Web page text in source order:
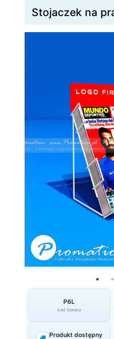
Stojaczek na
P6L
kod towaru
Produkt dostępny